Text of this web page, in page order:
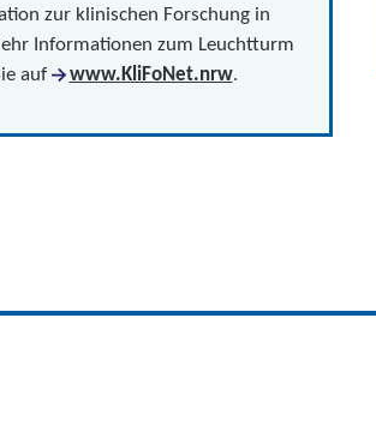
zur klinischen Forschung in
Informationen zum Leuchtturm
auf
www.KliFoNet.nrw.